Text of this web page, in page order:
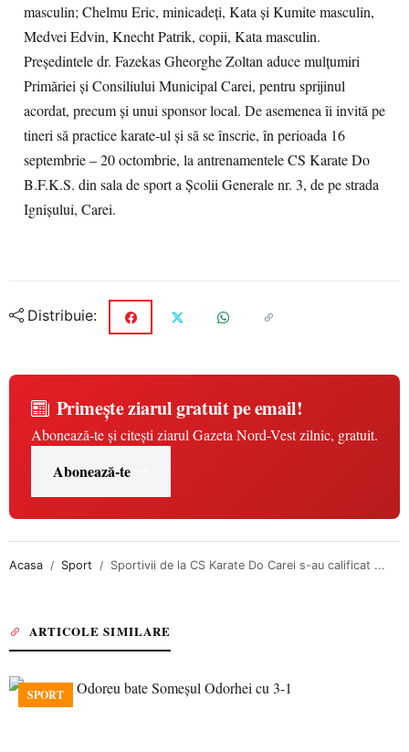
masculin; Chelmu Eric, minicadeți, Kata și Kumite masculin,
Medvei Edvin, Knecht Patrik, copii, Kata masculin.
Președintele dr. Fazekas Gheorghe Zoltan aduce mulțumiri
Primăriei și Consiliului Municipal Carei, pentru sprijinul
acordat, precum și unui sponsor local. De asemenea îi invită pe
tineri să practice karate-ul și să se înscrie, în perioada 16
septembrie – 20 octombrie, la antrenamentele CS Karate Do
B.F.K.S. din sala de sport a Școlii Generale nr. 3, de pe strada
Ignișului, Carei.
Distribuie:
Primește ziarul gratuit pe email!
Abonează-te și citești ziarul Gazeta Nord-Vest zilnic, gratuit.
Abonează-te
Acasa Sport Sportivii de la CS Karate Do Carei s-au calificat ...
ARTICOLE SIMILARE
SPORT